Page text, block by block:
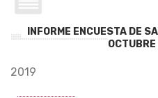
INFORME ENCUESTA DE
2019